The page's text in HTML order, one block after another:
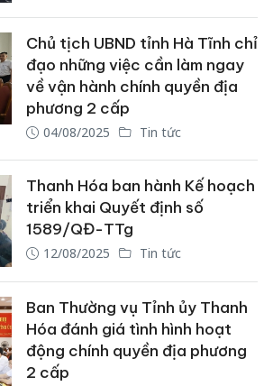
Chủ tịch UBND tỉnh Hà Tĩnh chỉ
đạo những việc cần làm ngay
về vận hành chính quyền địa
phương 2 cấp
04/08/2025 Tin tức
Thanh Hóa ban hành Kế hoạch
triển khai Quyết định số
1589/QĐ-TTg
12/08/2025 Tin tức
Ban Thường vụ Tỉnh ủy Thanh
Hóa đánh giá tình hình hoạt
động chính quyền địa phương
2 cấp